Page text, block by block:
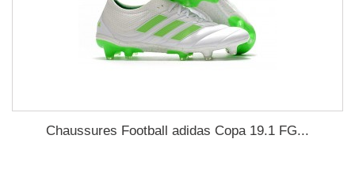
Chaussures Football adidas Copa 19.1 FG...